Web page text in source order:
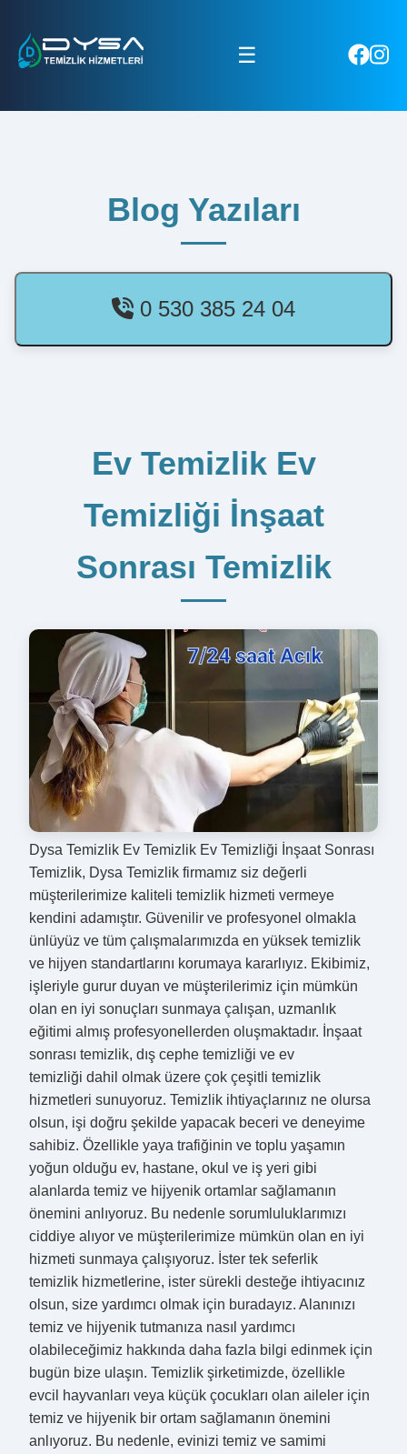
☰
Blog Yazıları
0 530 385 24 04
Ev Temizlik Ev
Temizliği İnşaat
Sonrası Temizlik
Dysa Temizlik Ev Temizlik Ev Temizliği İnşaat Sonrası
Temizlik, Dysa Temizlik firmamız siz değerli
müşterilerimize kaliteli temizlik hizmeti vermeye
kendini adamıştır. Güvenilir ve profesyonel olmakla
ünlüyüz ve tüm çalışmalarımızda en yüksek temizlik
ve hijyen standartlarını korumaya kararlıyız. Ekibimiz,
işleriyle gurur duyan ve müşterilerimiz için mümkün
olan en iyi sonuçları sunmaya çalışan, uzmanlık
eğitimi almış profesyonellerden oluşmaktadır. İnşaat
sonrası temizlik, dış cephe temizliği ve ev
temizliği dahil olmak üzere çok çeşitli temizlik
hizmetleri sunuyoruz. Temizlik ihtiyaçlarınız ne olursa
olsun, işi doğru şekilde yapacak beceri ve deneyime
sahibiz. Özellikle yaya trafiğinin ve toplu yaşamın
yoğun olduğu ev, hastane, okul ve iş yeri gibi
alanlarda temiz ve hijyenik ortamlar sağlamanın
önemini anlıyoruz. Bu nedenle sorumluluklarımızı
ciddiye alıyor ve müşterilerimize mümkün olan en iyi
hizmeti sunmaya çalışıyoruz. İster tek seferlik
temizlik hizmetlerine, ister sürekli desteğe ihtiyacınız
olsun, size yardımcı olmak için buradayız. Alanınızı
temiz ve hijyenik tutmanıza nasıl yardımcı
olabileceğimiz hakkında daha fazla bilgi edinmek için
bugün bize ulaşın. Temizlik şirketimizde, özellikle
evcil hayvanları veya küçük çocukları olan aileler için
temiz ve hijyenik bir ortam sağlamanın önemini
anlıyoruz. Bu nedenle, evinizi temiz ve samimi